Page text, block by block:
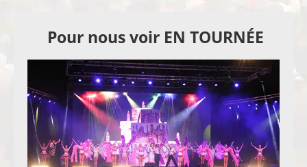
Pour nous voir EN TOURNÉE